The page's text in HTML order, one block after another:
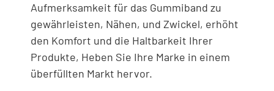
Aufmerksamkeit für das Gummiband zu
gewährleisten, Nähen, und Zwickel, erhöht
den Komfort und die Haltbarkeit Ihrer
Produkte, Heben Sie Ihre Marke in einem
überfüllten Markt hervor.